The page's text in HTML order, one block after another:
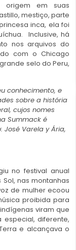
origem em suas
mestiço, parte
inca, ela foi
Inclusive, há
nos arquivos do
com o Chicago
selo do Peru,
e
sobre a história
cujos nomes
Summack é
José Varela y Ária,
no festival anual
nas montanhas
de mulher ecoou
proibida para
viram que
diferente,
e alcançava o